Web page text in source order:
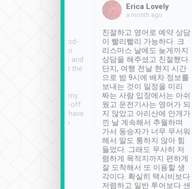
service, vehicles in good-
condition and the driver
service was awesome and
thoughtful. Driver went the
have safely arrived at my
destination after drop-off.
Definitely something I have
not seen elsewhere 👍
Erica Lovely
a month ago
친절하고 영어로 예약 상담
이 빨리빨리 가능하다. 크
리스마스 날에도 늦게까지
상담을 해주셨고 친절했다.
단지, 여행 전날 현지 시간
으로 밤 9시에 배차 정보를
보내는 것이 일정을 미리
짜는 사람 입장에서는 아쉬
웠고 운전기사는 영어가 되
지 않았고 아리산에 안개가
낀 날 계속해서 추월하며
가서 동승자가 너무 무서워
해서 말도 통하지 않아 힘
들었다. 그래도 무사히 저
렴하게 목적지까지 편하게
잘 도착해서 또 이용할 생
각이다. 확실히 택시비보다
저렴하고 일반 투어보다 샌